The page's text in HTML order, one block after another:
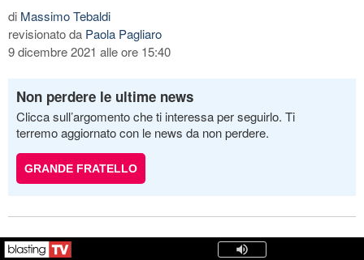
di Massimo Tebaldi
revisionato da Paola Pagliaro
9 dicembre 2021 alle ore 15:40
Non perdere le ultime news
Clicca sull’argomento che ti interessa per seguirlo. Ti
terremo aggiornato con le news da non perdere.
GRANDE FRATELLO